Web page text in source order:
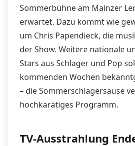
Sommerbühne am Mainzer
erwartet. Dazu kommt wie
um Chris Papendieck, die
der Show. Weitere nationale
Stars aus Schlager und Pop
kommenden Wochen
– die Sommerschlagersause
hochkarätiges Programm.
TV-Ausstrahlung